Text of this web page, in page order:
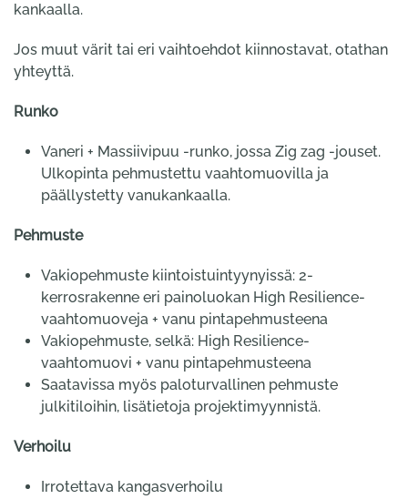
kankaalla.
Jos muut värit tai eri vaihtoehdot kiinnostavat, otathan
yhteyttä.
Runko
Vaneri + Massiivipuu -runko, jossa Zig zag -jouset.
Ulkopinta pehmustettu vaahtomuovilla ja
päällystetty vanukankaalla.
Pehmuste
Vakiopehmuste kiintoistuintyynyissä: 2-
kerrosrakenne eri painoluokan High Resilience-
vaahtomuoveja + vanu pintapehmusteena
Vakiopehmuste, selkä: High Resilience-
vaahtomuovi + vanu pintapehmusteena
Saatavissa myös paloturvallinen pehmuste
julkitiloihin, lisätietoja projektimyynnistä.
Verhoilu
Irrotettava kangasverhoilu